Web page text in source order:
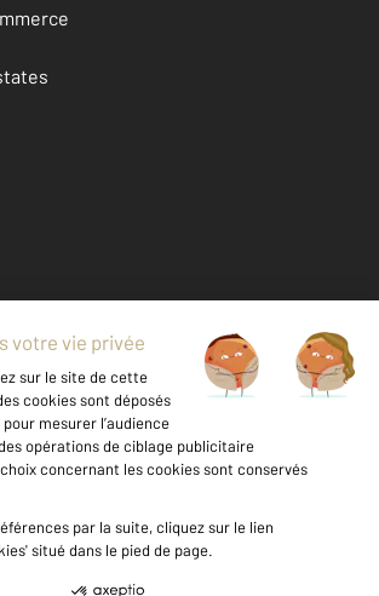
& CGU et Barèmes d'honoraires
Données personnelles
Gestionnaire des cookies
autour de NURET LE FERRON (36800)